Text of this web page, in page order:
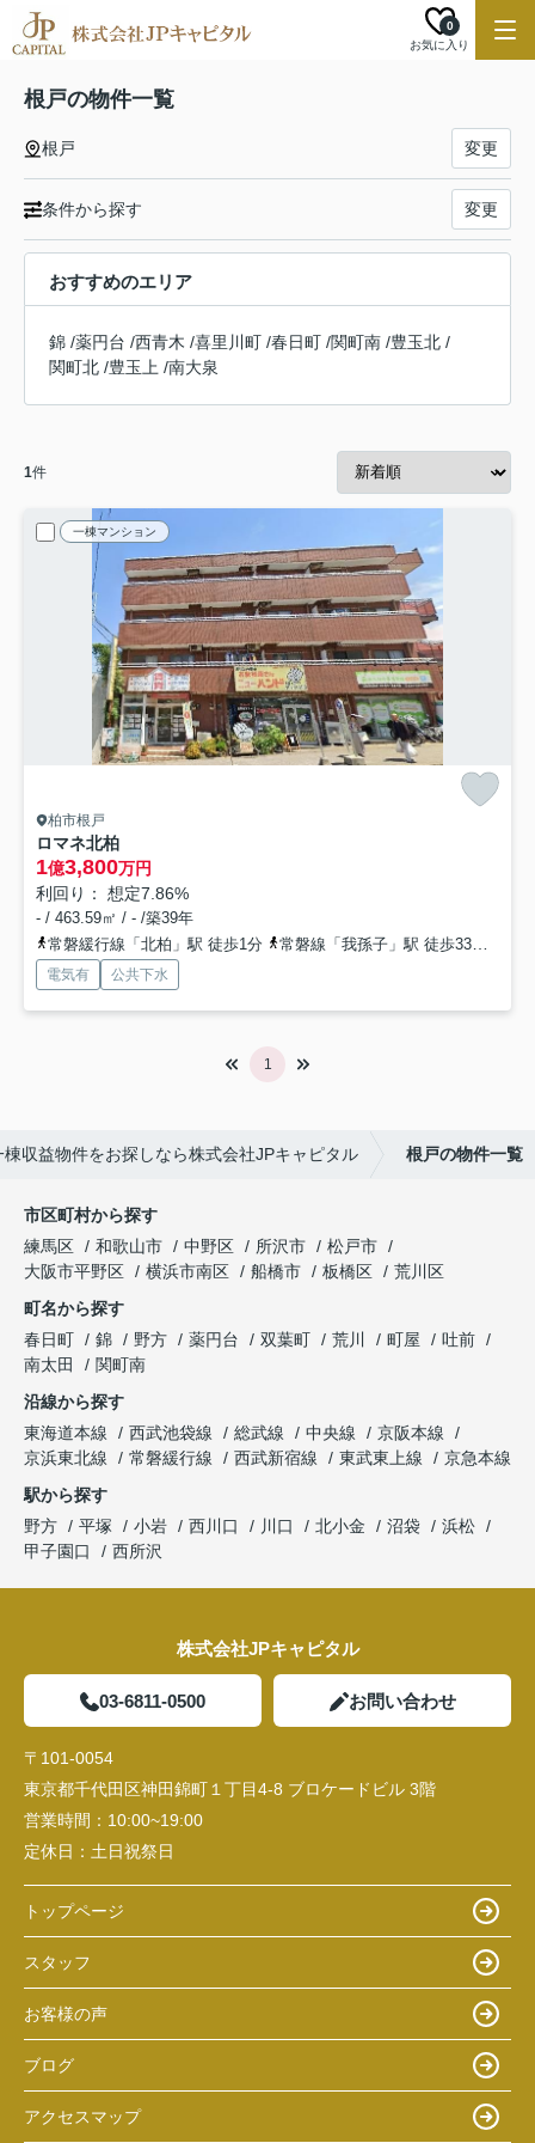
お気に入り
0
根戸の物件一覧
根戸 変更
条件から探す 変更
おすすめのエリア
錦 /薬円台 /西青木 /喜里川町 /春日町 /関町南 /豊玉北 /
関町北 /豊玉上 /南大泉
1件
一棟マンション
柏市根戸
ロマネ北柏
1億3,800万円
利回り： 想定7.86%
- / 463.59㎡ / - /築39年
常磐緩行線「北柏」駅 徒歩1分
常磐線「我孫子」駅 徒歩33分
電気有 公共下水
1
収益物件をお探しなら株式会社JPキャピタル 根戸の物件一覧
市区町村から探す
練馬区
和歌山市 中野区 所沢市
松戸市
大阪市平野区
横浜市南区 船橋市 板橋区
荒川区
町名から探す
春日町
錦 野方 薬円台 双葉町 荒川 町屋
吐前
南太田
関町南
沿線から探す
東海道本線
西武池袋線 総武線 中央線
京阪本線
京浜東北線
常磐緩行線 西武新宿線 東武東上線
京急本線
駅から探す
野方
平塚 小岩 西川口 川口 北小金 沼袋
浜松
甲子園口
西所沢
株式会社JPキャピタル
03-6811-0500 お問い合わせ
〒101-0054
東京都千代田区神田錦町１丁目4-8 ブロケードビル 3階
営業時間： 10:00~19:00
定休日： 土日祝祭日
トップページ
スタッフ
お客様の声
ブログ
アクセスマップ